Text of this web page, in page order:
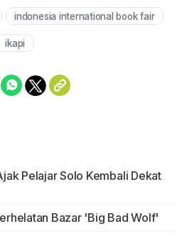
Mute
indonesia international book fair
ikapi
Pelajar Solo Kembali Dekat
Bazar 'Big Bad Wolf'